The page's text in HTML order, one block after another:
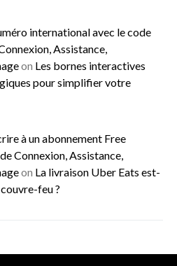
international avec le code
Assistance,
on Les bornes interactives
pour simplifier votre
à un abonnement Free
Connexion, Assistance,
on La livraison Uber Eats est-
feu ?